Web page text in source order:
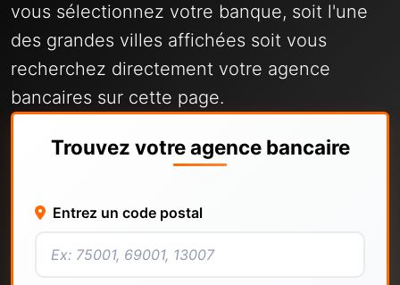
vous sélectionnez votre banque, soit l'une
des grandes villes affichées soit vous
recherchez directement votre agence
bancaires sur cette page.
Trouvez votre agence bancaire
Entrez un code postal